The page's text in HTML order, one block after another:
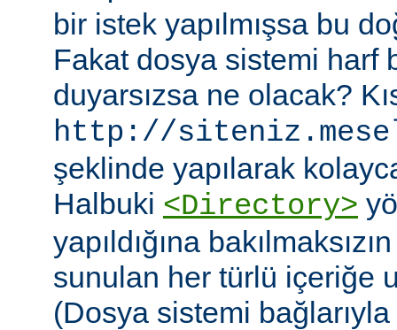
bir istek yapılmışsa bu
Fakat dosya sistemi harf
duyarsızsa ne olacak?
http://
şeklinde yapılarak
Halbuki <Directory>
yapıldığına
sunulan her türlü içeriğe
(Dosya sistemi